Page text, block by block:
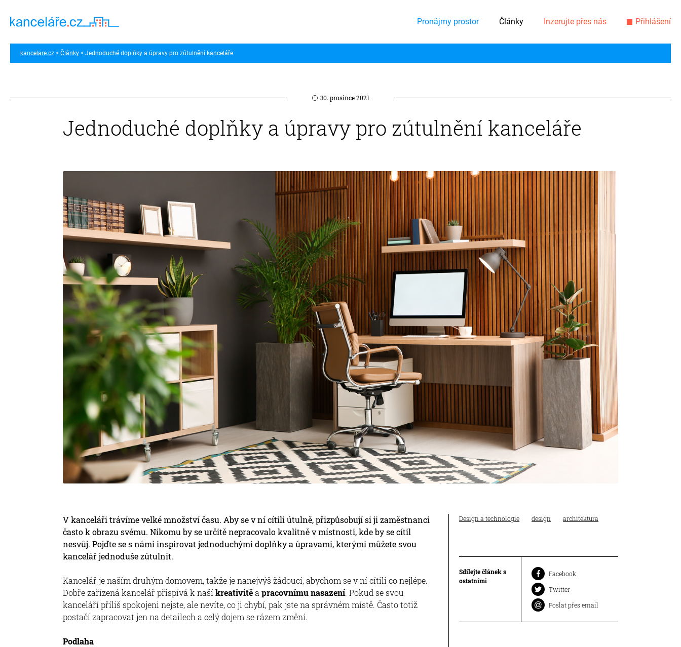
Pronájmy prostor Články Inzerujte přes nás Přihlášení
kancelare.cz Články Jednoduché doplňky a úpravy pro zútulnění kanceláře
30. prosince 2021
Jednoduché doplňky a úpravy pro zútulnění kanceláře
V kanceláři trávíme velké množství času. Aby se v ní cítili útulně, přizpůsobují si ji zaměstnanci
často k obrazu svému. Nikomu by se určitě nepracovalo kvalitně v místnosti, kde by se cítil
nesvůj. Pojďte se s námi inspirovat jednoduchými doplňky a úpravami, kterými můžete svou
kancelář jednoduše zútulnit.
Kancelář je naším druhým domovem, takže je nanejvýš žádoucí, abychom se v ní cítili co nejlépe.
Dobře zařízená kancelář přispívá k naší kreativitěa pracovnímu nasazení. Pokud se svou
kanceláří příliš spokojeni nejste, ale nevíte, co ji chybí, pak jste na správném místě. Často totiž
postačí zapracovat jen na detailech a celý dojem se rázem změní.
Podlaha
Design a technologie design architektura
Sdílejte článek s
ostatními
Facebook
Twitter
Poslat přes email